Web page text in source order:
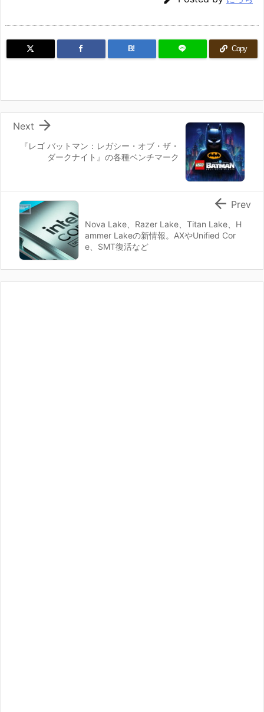
B! Copy
『レゴ バットマン：レガシー・オブ・ザ・
ダークナイト』の各種ベンチマーク

Next
Nova Lake、Razer Lake、Titan Lake、H
ammer Lakeの新情報。AXやUnified Cor
e、SMT復活など
 Prev